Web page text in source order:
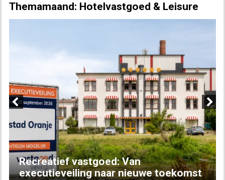
Themamaand: Hotelvastgoed & Leisure
Recreatief vastgoed: Van
executieveiling naar nieuwe toekomst
Next